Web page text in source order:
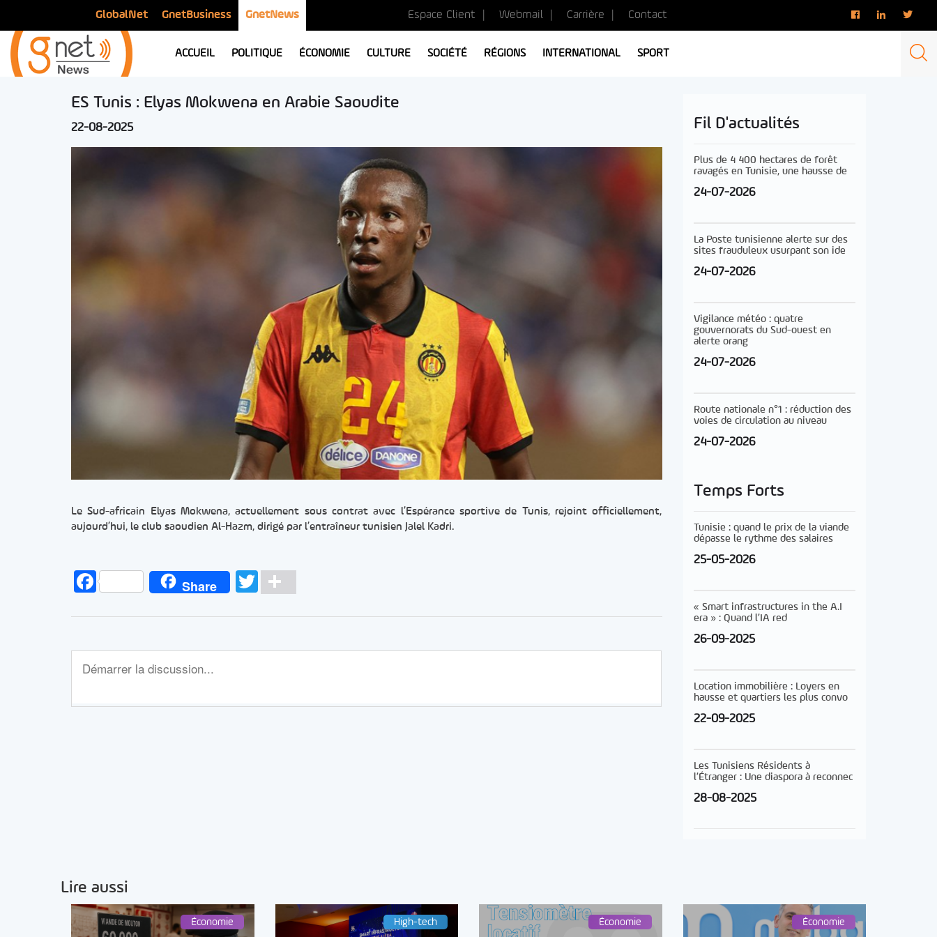
GlobalNet GnetBusiness GnetNews Espace Client Webmail Carrière Contact
ACCUEIL POLITIQUE ÉCONOMIE CULTURE SOCIÉTÉ RÉGIONS INTERNATIONAL SPORT
ES Tunis : Elyas Mokwena en Arabie Saoudite
22-08-2025
Le Sud-africain Elyas Mokwena, actuellement sous contrat avec l’Espérance sportive de Tunis, rejoint officiellement,
aujourd’hui, le club saoudien Al-Hazm, dirigé par l’entraîneur tunisien Jalel Kadri.
FacebookShare TwitterPartager
Fil D'actualités
Plus de 4 400 hectares de forêt
ravagés en Tunisie, une hausse de
24-07-2026
La Poste tunisienne alerte sur des
sites frauduleux usurpant son ide
24-07-2026
Vigilance météo : quatre
gouvernorats du Sud-ouest en
alerte orang
24-07-2026
Route nationale n°1 : réduction des
voies de circulation au niveau
24-07-2026
Temps Forts
Tunisie : quand le prix de la viande
dépasse le rythme des salaires
25-05-2026
« Smart infrastructures in the A.I
era » : Quand l’IA red
26-09-2025
Location immobilière : Loyers en
hausse et quartiers les plus convo
22-09-2025
Les Tunisiens Résidents à
l’Étranger : Une diaspora à reconnec
28-08-2025
Lire aussi
Économie High-tech Économie Économie